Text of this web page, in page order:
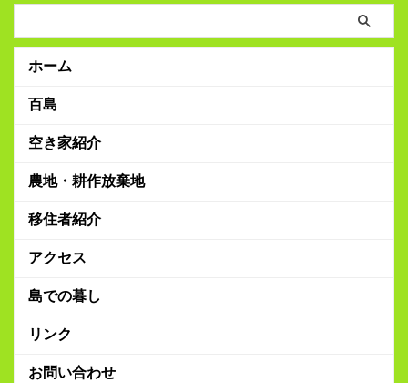
ホーム
百島
空き家紹介
農地・耕作放棄地
移住者紹介
アクセス
島での暮し
リンク
お問い合わせ